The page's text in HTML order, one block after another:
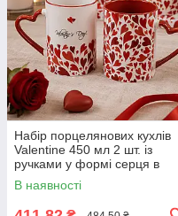
Набір порцелянових кухлів
Valentine 450 мл 2 шт. із
ручками у формі серця в
подарунковому пакованні
В наявності